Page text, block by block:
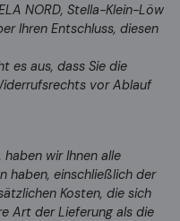
NORD, Stella-Klein-Löw
Ihren Entschluss, diesen
es aus, dass Sie die
vor Ablauf
haben wir Ihnen alle
haben, einschließlich der
Kosten, die sich
Art der Lieferung als die